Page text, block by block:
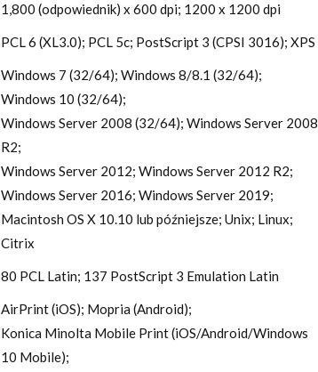
1,800 (odpowiednik) x 600 dpi; 1200 x 1200 dpi
PCL 6 (XL3.0); PCL 5c; PostScript 3 (CPSI 3016); XPS
Windows 7 (32/64); Windows 8/8.1 (32/64);
Windows 10 (32/64);
Windows Server 2008 (32/64); Windows Server 2008
R2;
Windows Server 2012; Windows Server 2012 R2;
Windows Server 2016; Windows Server 2019;
Macintosh OS X 10.10 lub późniejsze; Unix; Linux;
Citrix
80 PCL Latin; 137 PostScript 3 Emulation Latin
AirPrint (iOS); Mopria (Android);
Konica Minolta Mobile Print (iOS/Android/Windows
10 Mobile);